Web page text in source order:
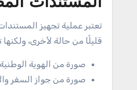
تعتبر عملية تجهيز
قليلًا من حالة لأخرى،
صورة من الهوية
صورة من جواز السفر